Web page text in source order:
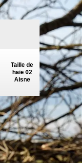
Taille de
haie 02
Aisne